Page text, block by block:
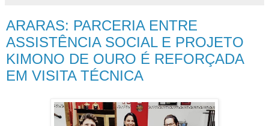
ARARAS: PARCERIA ENTRE
ASSISTÊNCIA SOCIAL E PROJETO
KIMONO DE OURO É REFORÇADA
EM VISITA TÉCNICA